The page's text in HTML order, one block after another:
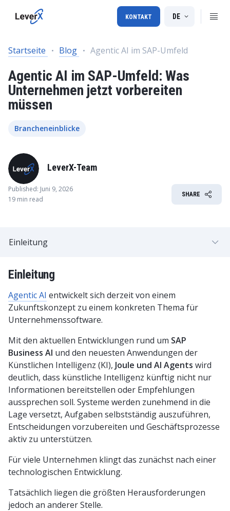
DE
KONTAKT
Startseite Blog Agentic AI im SAP-Umfeld
Agentic AI im SAP-Umfeld: Was
Unternehmen jetzt vorbereiten
müssen
Brancheneinblicke
LeverX-Team
Published: Juni 9, 2026
19 min read
SHARE
Einleitung
Agentic AI entwickelt sich derzeit von einem
Zukunftskonzept zu einem konkreten Thema für
Unternehmenssoftware.
Mit den aktuellen Entwicklungen rund um SAP
Business AI und den neuesten Anwendungen der
Künstlichen Intelligenz (KI), Joule und AI Agents wird
deutlich, dass künstliche Intelligenz künftig nicht nur
Informationen bereitstellen oder Empfehlungen
aussprechen soll. Systeme werden zunehmend in die
Lage versetzt, Aufgaben selbstständig auszuführen,
Entscheidungen vorzubereiten und Geschäftsprozesse
aktiv zu unterstützen.
Für viele Unternehmen klingt das zunächst nach einer
technologischen Entwicklung.
Tatsächlich liegen die größten Herausforderungen
jedoch an anderer Stelle.
Einleitung